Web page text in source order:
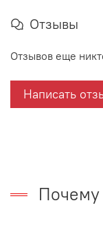
Отзывы
Отзывов еще
Написать
Почему